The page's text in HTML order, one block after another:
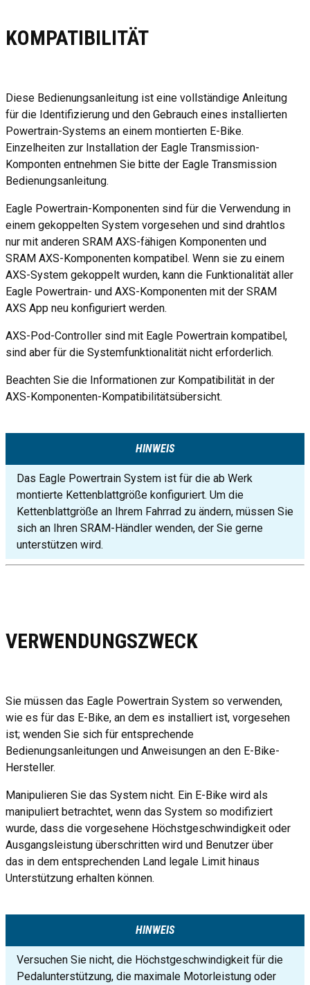
KOMPATIBILITÄT
Diese Bedienungsanleitung ist eine vollständige Anleitung
für die Identifizierung und den Gebrauch eines installierten
Powertrain-Systems an einem montierten E-Bike.
Einzelheiten zur Installation der Eagle Transmission-
Komponten entnehmen Sie bitte der Eagle Transmission
Bedienungsanleitung.
Eagle Powertrain-Komponenten sind für die Verwendung in
einem gekoppelten System vorgesehen und sind drahtlos
nur mit anderen SRAM AXS-fähigen Komponenten und
SRAM AXS-Komponenten kompatibel. Wenn sie zu einem
AXS-System gekoppelt wurden, kann die Funktionalität aller
Eagle Powertrain- und AXS-Komponenten mit der SRAM
AXS App neu konfiguriert werden.
AXS-Pod-Controller sind mit Eagle Powertrain kompatibel,
sind aber für die Systemfunktionalität nicht erforderlich.
Beachten Sie die Informationen zur Kompatibilität in der
AXS-Komponenten-Kompatibilitätsübersicht.
HINWEIS
Das Eagle Powertrain System ist für die ab Werk
montierte Kettenblattgröße konfiguriert. Um die
Kettenblattgröße an Ihrem Fahrrad zu ändern, müssen Sie
sich an Ihren SRAM-Händler wenden, der Sie gerne
unterstützen wird.
VERWENDUNGSZWECK
Sie müssen das Eagle Powertrain System so verwenden,
wie es für das E-Bike, an dem es installiert ist, vorgesehen
ist; wenden Sie sich für entsprechende
Bedienungsanleitungen und Anweisungen an den E-Bike-
Hersteller.
Manipulieren Sie das System nicht. Ein E-Bike wird als
manipuliert betrachtet, wenn das System so modifiziert
wurde, dass die vorgesehene Höchstgeschwindigkeit oder
Ausgangsleistung überschritten wird und Benutzer über
das in dem entsprechenden Land legale Limit hinaus
Unterstützung erhalten können.
HINWEIS
Versuchen Sie nicht, die Höchstgeschwindigkeit für die
Pedalunterstützung, die maximale Motorleistung oder